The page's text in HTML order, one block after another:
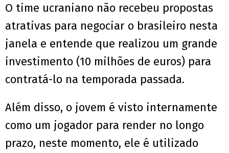
O time ucraniano não recebeu propostas
atrativas para negociar o brasileiro nesta
janela e entende que realizou um grande
investimento (10 milhões de euros) para
contratá-lo na temporada passada.
Além disso, o jovem é visto internamente
como um jogador para render no longo
prazo, neste momento, ele é utilizado